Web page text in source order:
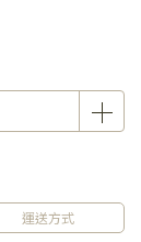
運送方式